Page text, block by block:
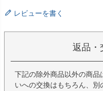
レビューを書く
返品・
下記の除外商品以外の商品
いへの交換はもちろん、別